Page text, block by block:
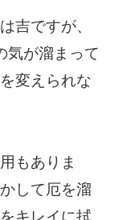
吉ですが、
気が溜まって
変えられな
もありま
して厄を溜
キレイに拭